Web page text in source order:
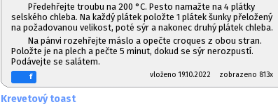
Předehřejte troubu na 200 °C. Pesto namažte na 4 plátky
selského chleba. Na každý plátek položte 1 plátek šunky přeložený
na požadovanou velikost, poté sýr a nakonec druhý plátek chleba.
Na pánvi rozehřejte máslo a opečte croques z obou stran.
Položte je na plech a pečte 5 minut, dokud se sýr nerozpustí.
Podávejte se salátem.
f vloženo 19.10.2022 zobrazeno 813x
Krevetový toast